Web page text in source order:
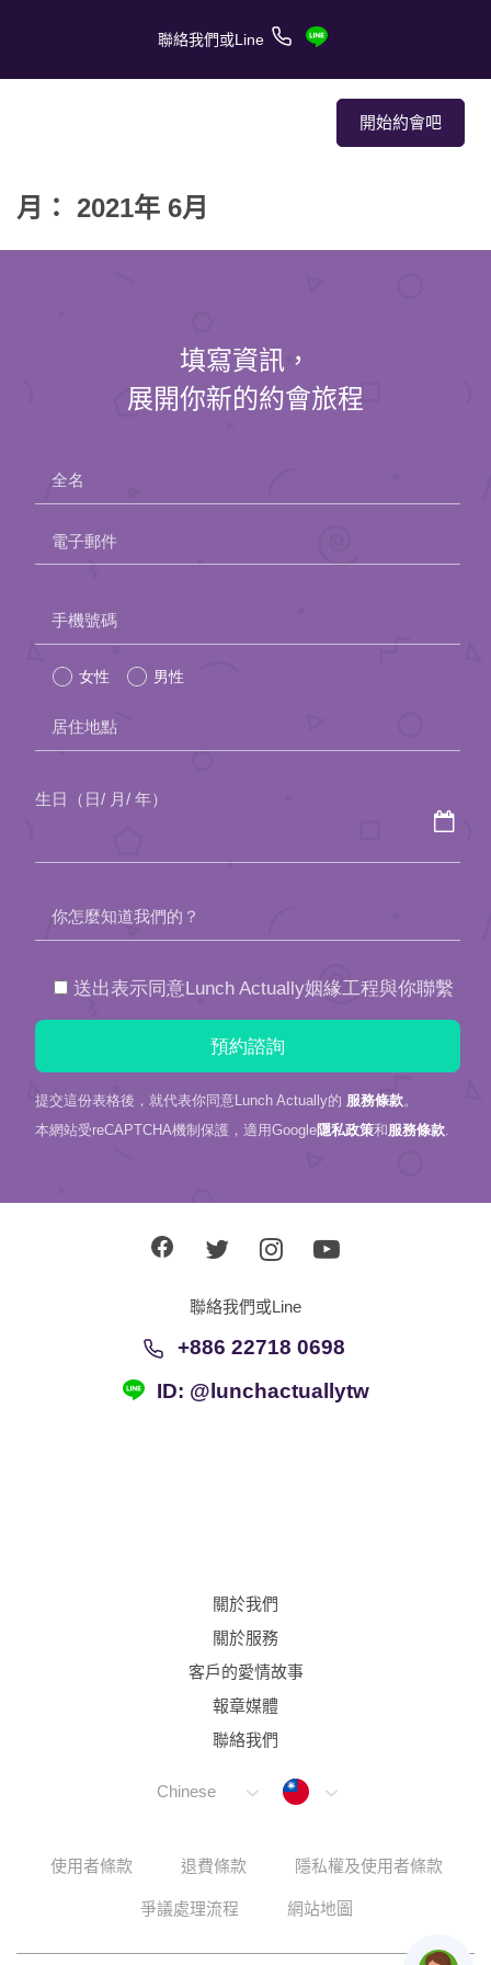
聯絡我們或Line
開始約會吧
關於我們
約會助理App
聯絡我們
月： 2021年 6月
填寫資訊，
展開你新的約會旅程
全名
電子郵件
leave
this
field
empty.
手機號碼
女性 男性
居住地點
生日（日/ 月/ 年）
你怎麼知道我們的？
送出表示同意Lunch Actually姻緣工程與你聯繫
提交這份表格後，就代表你同意Lunch Actually的 服務條款。
本網站受reCAPTCHA機制保護，適用Google隱私政策和服務條款.
聯絡我們或Line
+886 22718 0698
ID: @lunchactuallytw
關於我們
關於服務
客戶的愛情故事
報章媒體
聯絡我們
Chinese Taiwan
使用者條款 退費條款 隱私權及使用者條款
爭議處理流程 網站地圖